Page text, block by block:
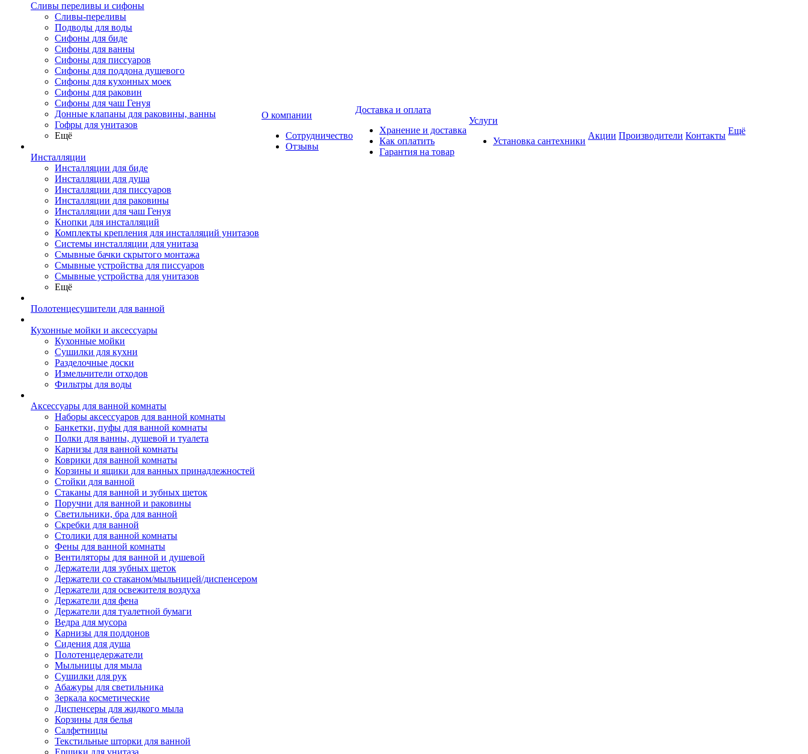
Сливы переливы и сифоны
Сливы-переливы
Подводы для воды
Сифоны для биде
Сифоны для ванны
Сифоны для писсуаров
Сифоны для поддона душевого
Сифоны для кухонных моек
Сифоны для раковин
Сифоны для чаш Генуя
Донные клапаны для раковины, ванны
Гофры для унитазов
Ещё
Инсталляции
Инсталляции для биде
Инсталляции для душа
Инсталляции для писсуаров
Инсталляции для раковины
Инсталляции для чаш Генуя
Кнопки для инсталляций
Комплекты крепления для инсталляций унитазов
Системы инсталляции для унитаза
Смывные бачки скрытого монтажа
Смывные устройства для писсуаров
Смывные устройства для унитазов
Ещё
Полотенцесушители для ванной
Кухонные мойки и аксессуары
Кухонные мойки
Сушилки для кухни
Разделочные доски
Измельчители отходов
Фильтры для воды
Аксессуары для ванной комнаты
Наборы аксессуаров для ванной комнаты
Банкетки, пуфы для ванной комнаты
Полки для ванны, душевой и туалета
Карнизы для ванной комнаты
Коврики для ванной комнаты
Корзины и ящики для ванных принадлежностей
Стойки для ванной
Стаканы для ванной и зубных щеток
Поручни для ванной и раковины
Светильники, бра для ванной
Скребки для ванной
Столики для ванной комнаты
Фены для ванной комнаты
Вентиляторы для ванной и душевой
Держатели для зубных щеток
Держатели со стаканом/мыльницей/диспенсером
Держатели для освежителя воздуха
Держатели для фена
Держатели для туалетной бумаги
Ведра для мусора
Карнизы для поддонов
Сидения для душа
Полотенцедержатели
Мыльницы для мыла
Сушилки для рук
Абажуры для светильника
Зеркала косметические
Диспенсеры для жидкого мыла
Корзины для белья
Салфетницы
Текстильные шторки для ванной
Ершики для унитаза
О компании
Сотрудничество
Отзывы
Доставка и оплата
Хранение и доставка
Как оплатить
Гарантия на товар
Услуги
Установка сантехники
Акции Производители Контакты Ещё